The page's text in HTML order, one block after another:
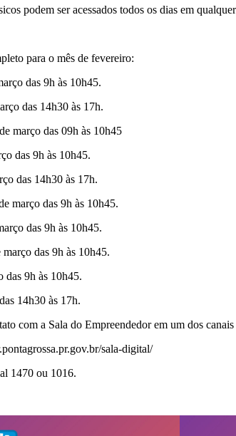
podem ser acessados todos os dias em
para o mês de fevereiro:
das 9h às 10h45.
das 14h30 às 17h.
março das 09h às 10h45
das 9h às 10h45.
das 14h30 às 17h.
março das 9h às 10h45.
das 9h às 10h45.
das 9h às 10h45.
9h às 10h45.
14h30 às 17h.
com a Sala do Empreendedor em um dos
sala-digital/
1470 ou 1016.